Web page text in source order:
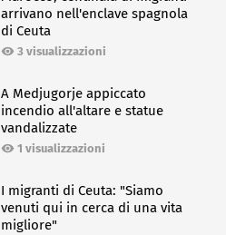
arrivano nell'enclave spagnola
di Ceuta
3 visualizzazioni
A Medjugorje appiccato
incendio all'altare e statue
vandalizzate
1 visualizzazioni
I migranti di Ceuta: "Siamo
venuti qui in cerca di una vita
migliore"